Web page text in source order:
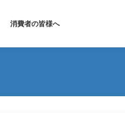
消費者の皆様へ